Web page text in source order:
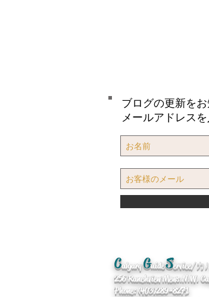
ブログの更新をお
メールアドレス
CalgaryGuideService/
256 Ranchview Mews. N.W.
Phone: (403)289-8271